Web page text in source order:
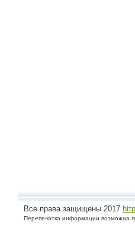
Все права защищены 2017
Перепечатка информации возможна